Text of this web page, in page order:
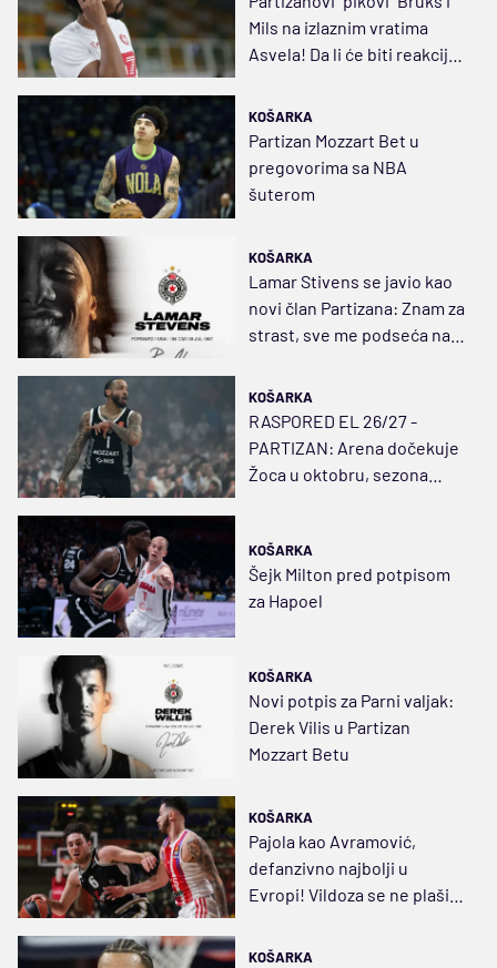
Mils na izlaznim vratima
Asvela! Da li će biti reakcije
KOŠARKA
Partizan Mozzart Bet u
pregovorima sa NBA
šuterom
KOŠARKA
Lamar Stivens se javio kao
novi član Partizana: Znam za
strast, sve me podseća na
KOŠARKA
RASPORED EL 26/27 -
PARTIZAN: Arena dočekuje
Žoca u oktobru, sezona
KOŠARKA
Šejk Milton pred potpisom
za Hapoel
KOŠARKA
Novi potpis za Parni valjak:
Derek Vilis u Partizan
Mozzart Betu
KOŠARKA
Pajola kao Avramović,
defanzivno najbolji u
Evropi! Vildoza se ne plaši
KOŠARKA